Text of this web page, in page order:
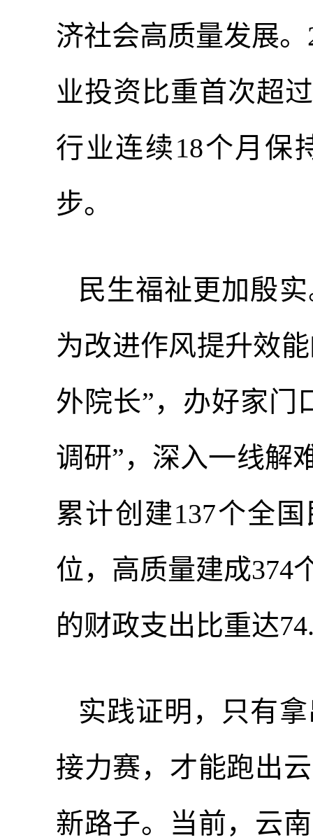
济社会高质量发展
业投资比重首次超
行业连续18个月保
步。
民生福祉更加殷
为改进作风提升效
外院长”，办好家门
调研”，深入一线解
累计创建137个全
位，高质量建成374
的财政支出比重达
实践证明，只有
接力赛，才能跑出
新路子。当前，云